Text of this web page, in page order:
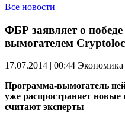
Все новости
ФБР заявляет о
вымогателем
17.07.2014 | 00:44 Экономика
Программа-вымогатель
уже распространяет
считают эксперты